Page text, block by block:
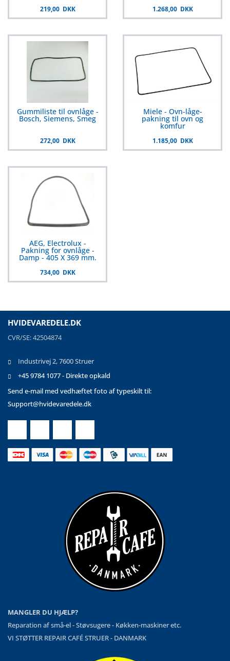
219,00 DKK 1.268,00 DKK
Gummiliste til ovnlåge -
Bosch, Siemens, Smeg
272,00 DKK
Miele - Ovn-låge-
pakning til ovn og
komfur
1.185,00 DKK
AEG, Electrolux -
Pakning for ovnlåge -
Damp - 405 X 369 mm.
734,00 DKK
HVIDEVAREDELE.DK
CVR/SE: 42504874
Industrivej 2, 7600 Struer
+45 9784 1077 - Direkte opkald
Send e-mail med vedhæftet foto af typeskilt til:
Support@hvidevaredele.dk
MANGLER DU HJÆLP?
Reparation af små-el - Støvsugere - Køkken-maskiner etc.
VI STØTTER REPAIR CAFÉ STRUER - DANMARK